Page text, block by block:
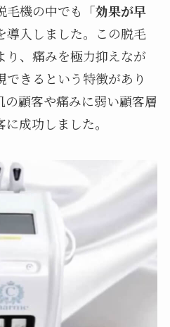
毛機の中でも 「効果が早
導入しました。この脱毛
り、痛みを極力抑えなが
できるという特徴があり
の顧客や痛みに弱い顧客層
成功しました。